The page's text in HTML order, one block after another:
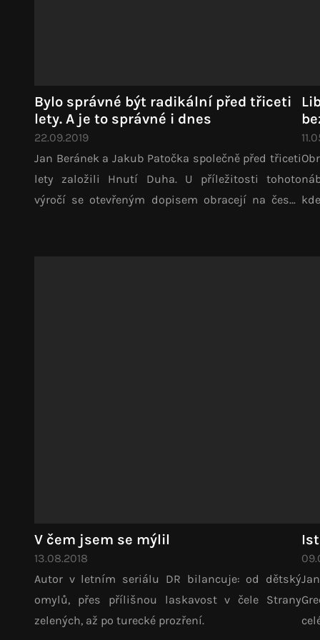
Bylo správné být radikální před třiceti
lety. A je to správné i dnes
22.09.2019
Jan Beránek a Jakub Patočka společně před třiceti
lety založili Hnutí Duha. U příležitosti tohoto
výročí se otevřeným dopisem obracejí na české
V čem jsem se mýlil
13.08.2018
Autor v letním seriálu DR bilancuje: od dětský
omylů, přes přílišnou laskavost v čele Strany
zelených, až po turecké prozření.